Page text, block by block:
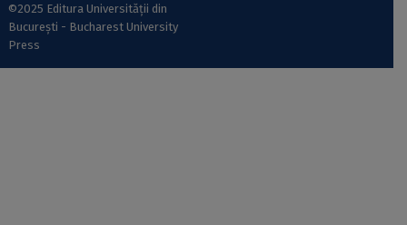
©2025 Editura Universității din
București - Bucharest University
Press